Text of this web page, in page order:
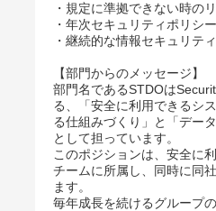
・規定に準拠できない時の
・年次セキュリティポリシ
・継続的な情報セキュリテ
【部門からのメッセージ】
部門名であるSTDOは
る、「安全に利用できるシ
る仕組みづくり」と「デー
として担っています。
このポジションは、安全に
チームに所属し、同時に同
ます。
毎年成長を続けるグループ